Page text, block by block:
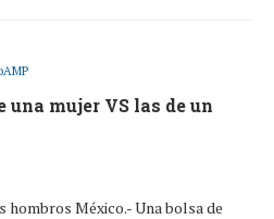
una mujer VS las de un
hombros México.- Una bolsa de